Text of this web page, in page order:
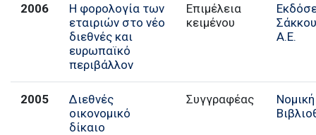
2006
Η φορολογία των
εταιριών στο νέο
διεθνές και
ευρωπαϊκό
περιβάλλον
Επιμέλεια
κειμένου
Α.Ε.
2005
Διεθνές
οικονομικό
δίκαιο
Συγγραφέας
Νομική